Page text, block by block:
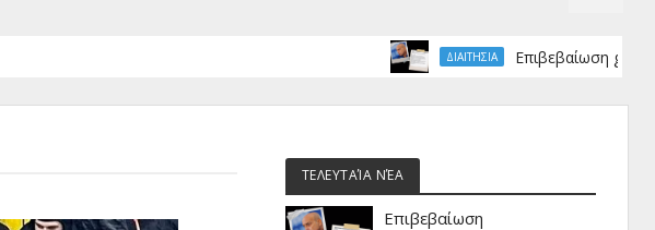
ΔΙΑΙΤΗΣΙΑ Επιβεβαίωση
ΤΕΛΕΥΤΑΊΑ ΝΈΑ
Επιβεβαίωση